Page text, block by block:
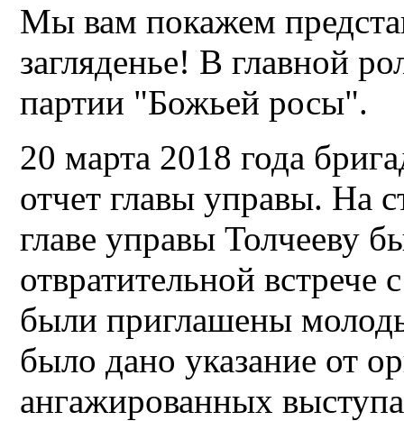
Мы вам покажем
загляденье! В главной
партии "Божьей росы".
20 марта 2018 года
отчет главы управы. На
главе управы Толчееву
отвратительной
были приглашены
было дано указание от
ангажированных